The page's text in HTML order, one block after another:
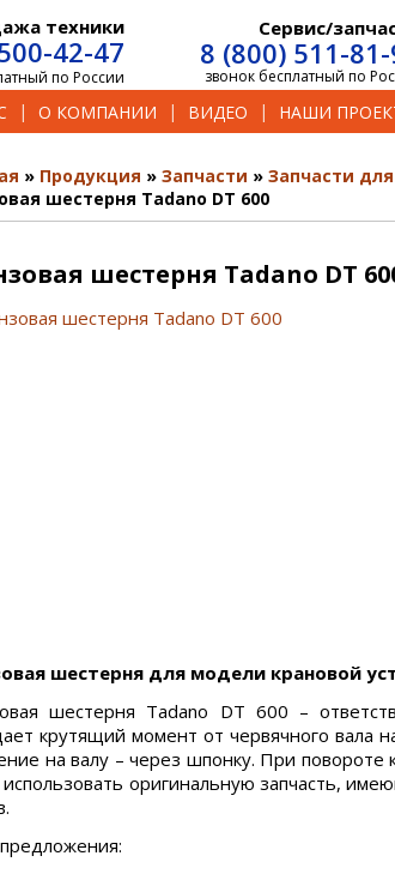
техники
42-47
по России
Сервис/
8 (800) 511-
звонок бесплатный по
О КОМПАНИИ ВИДЕО НАШИ
Продукция Запчасти Запчасти
шестерня Tadano DT 600
шестерня Tadano DT
шестерня для модели крановой
шестерня Tadano DT 600 –
крутящий момент от червячного
на валу – через шпонку. При
оригинальную запчасть,